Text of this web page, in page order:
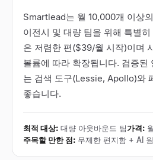
Smartlead는 월 10,000개 이상
이전시 및 대량 팀을 위해 특별
은 저렴한 편($39/월 시작)이며
볼륨에 따라 확장됩니다. 검증된
는 검색 도구(Lessie, Apollo)와
좋습니다.
최적 대상: 대량 아웃바운드 팀가격:
주목할 만한 점: 무제한 편지함 + AI